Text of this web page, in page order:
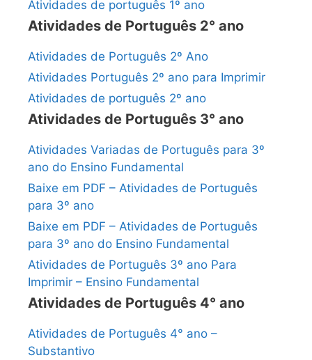
Atividades de português 1º ano
Atividades de Português 2° ano
Atividades de Português 2º Ano
Atividades Português 2º ano para Imprimir
Atividades de português 2º ano
Atividades de Português 3° ano
Atividades Variadas de Português para 3º
ano do Ensino Fundamental
Baixe em PDF – Atividades de Português
para 3º ano
Baixe em PDF – Atividades de Português
para 3º ano do Ensino Fundamental
Atividades de Português 3º ano Para
Imprimir – Ensino Fundamental
Atividades de Português 4° ano
Atividades de Português 4° ano –
Substantivo